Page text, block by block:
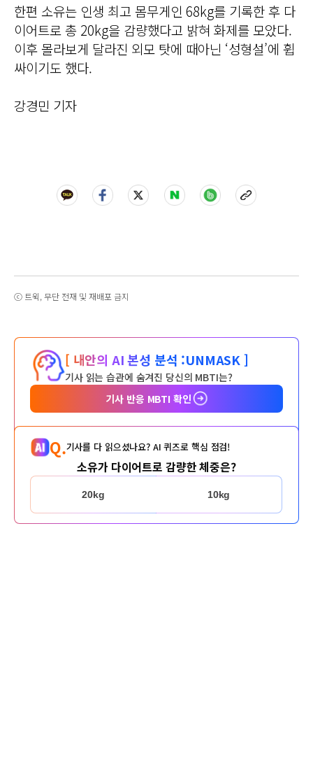
한편 소유는 인생 최고 몸무게인 68kg를 기록한 후 다
이어트로 총 20kg을 감량했다고 밝혀 화제를 모았다.
이후 몰라보게 달라진 외모 탓에 때아닌 ‘성형설’에 휩
싸이기도 했다.
강경민 기자
ⓒ 트윅, 무단 전재 및 재배포 금지
[ 내안의 AI 본성 분석 :UNMASK ]
기사 읽는 습관에 숨겨진 당신의 MBTI는?
기사 반응 MBTI 확인
Q.기사를 다 읽으셨나요? AI 퀴즈로 핵심 점검!
소유가 다이어트로 감량한 체중은?
20kg 10kg